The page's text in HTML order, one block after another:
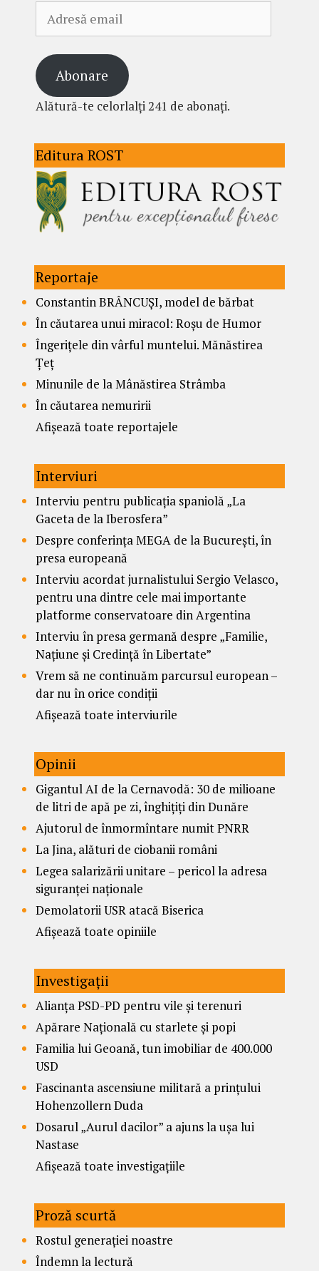
email
Abonare
Alătură-te celorlalți 241 de abonați.
Editura ROST
Reportaje
Constantin BRÂNCUȘI, model de bărbat
În căutarea unui miracol: Roșu de Humor
Îngerițele din vârful muntelui. Mănăstirea
Țeț
Minunile de la Mânăstirea Strâmba
În căutarea nemuririi
Afișează toate reportajele
Interviuri
Interviu pentru publicația spaniolă „La
Gaceta de la Iberosfera”
Despre conferința MEGA de la București, în
presa europeană
Interviu acordat jurnalistului Sergio Velasco,
pentru una dintre cele mai importante
platforme conservatoare din Argentina
Interviu în presa germană despre „Familie,
Națiune și Credință în Libertate”
Vrem să ne continuăm parcursul european –
dar nu în orice condiții
Afișează toate interviurile
Opinii
Gigantul AI de la Cernavodă: 30 de milioane
de litri de apă pe zi, înghițiți din Dunăre
Ajutorul de înmormîntare numit PNRR
La Jina, alături de ciobanii români
Legea salarizării unitare – pericol la adresa
siguranței naționale
Demolatorii USR atacă Biserica
Afișează toate opiniile
Investigații
Alianța PSD-PD pentru vile și terenuri
Apărare Națională cu starlete și popi
Familia lui Geoană, tun imobiliar de 400.000
USD
Fascinanta ascensiune militară a prințului
Hohenzollern Duda
Dosarul „Aurul dacilor” a ajuns la ușa lui
Nastase
Afișează toate investigațiile
Proză scurtă
Rostul generației noastre
Îndemn la lectură